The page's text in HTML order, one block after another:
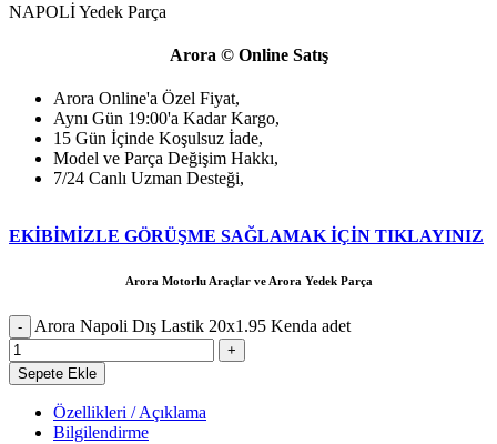
NAPOLİ Yedek Parça
Arora © Online Satış
Arora Online'a Özel Fiyat,
Aynı Gün 19:00'a Kadar Kargo,
15 Gün İçinde Koşulsuz İade,
Model ve Parça Değişim Hakkı,
7/24 Canlı Uzman Desteği,
EKİBİMİZLE GÖRÜŞME SAĞLAMAK İÇİN TIKLAYINIZ
Arora Motorlu Araçlar ve Arora Yedek Parça
Arora Napoli Dış Lastik 20x1.95 Kenda adet
Sepete Ekle
Özellikleri / Açıklama
Bilgilendirme